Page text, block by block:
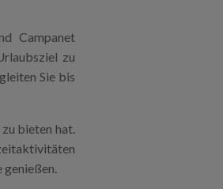
Campanet
zu
Sie bis
bieten hat.